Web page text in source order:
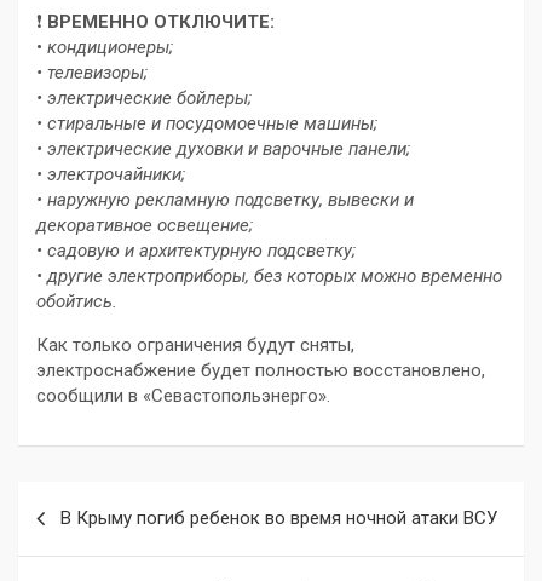
❗️ ВРЕМЕННО ОТКЛЮЧИТЕ:
• кондиционеры;
• телевизоры;
• электрические бойлеры;
• стиральные и посудомоечные машины;
• электрические духовки и варочные панели;
• электрочайники;
• наружную рекламную подсветку, вывески и
декоративное освещение;
• садовую и архитектурную подсветку;
• другие электроприборы, без которых можно временно
обойтись.
Как только ограничения будут сняты,
электроснабжение будет полностью восстановлено,
сообщили в «Севастопольэнерго».
В Крыму погиб ребенок во время ночной атаки ВСУ